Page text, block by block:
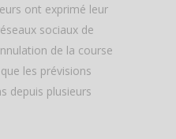
ont exprimé leur
sociaux de
de la course
les prévisions
depuis plusieurs